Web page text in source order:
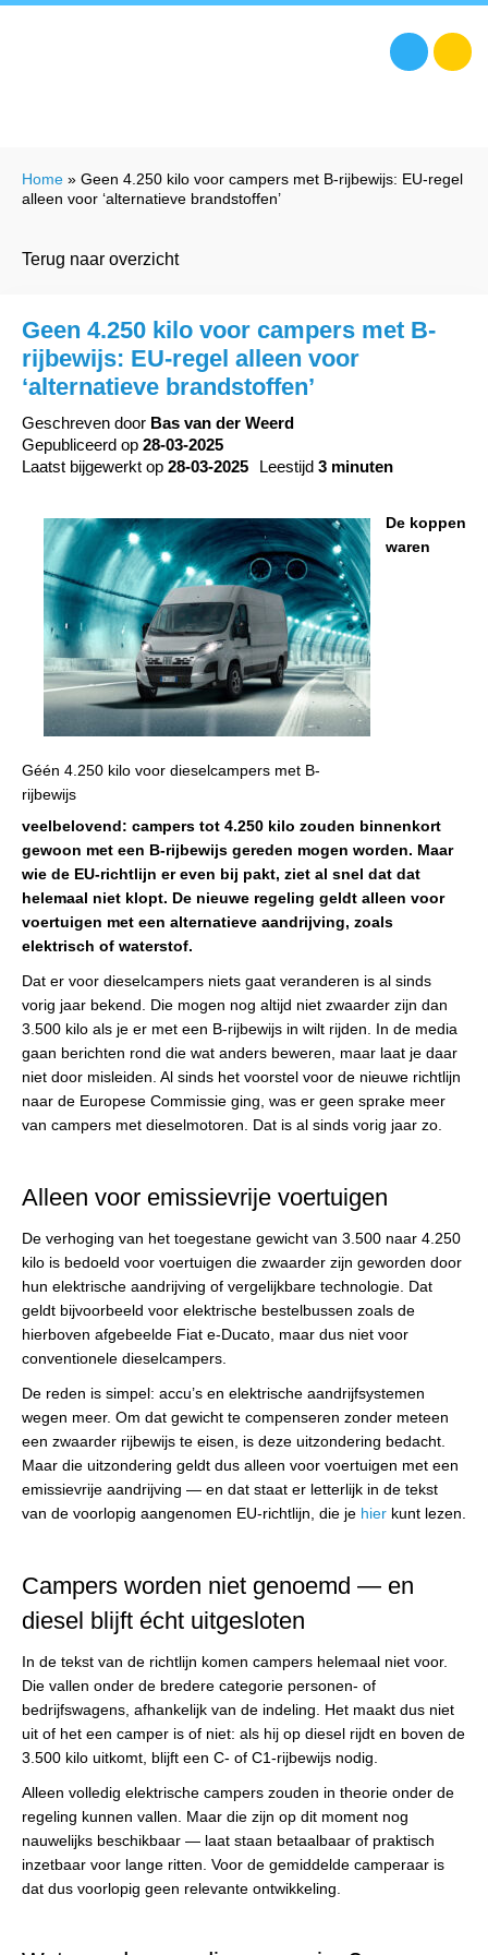
Home » Geen 4.250 kilo voor campers met B-rijbewijs: EU-regel
alleen voor ‘alternatieve brandstoffen’
Terug naar overzicht
Geen 4.250 kilo voor campers met B-
rijbewijs: EU-regel alleen voor
‘alternatieve brandstoffen’
Geschreven door Bas van der Weerd
Gepubliceerd op 28-03-2025
Laatst bijgewerkt op 28-03-2025 Leestijd 3 minuten
Géén 4.250 kilo voor dieselcampers met B-
rijbewijs
De koppen
waren
veelbelovend: campers tot 4.250 kilo zouden binnenkort
gewoon met een B-rijbewijs gereden mogen worden. Maar
wie de EU-richtlijn er even bij pakt, ziet al snel dat dat
helemaal niet klopt. De nieuwe regeling geldt alleen voor
voertuigen met een alternatieve aandrijving, zoals
elektrisch of waterstof.
Dat er voor dieselcampers niets gaat veranderen is al sinds
vorig jaar bekend. Die mogen nog altijd niet zwaarder zijn dan
3.500 kilo als je er met een B-rijbewijs in wilt rijden. In de media
gaan berichten rond die wat anders beweren, maar laat je daar
niet door misleiden. Al sinds het voorstel voor de nieuwe richtlijn
naar de Europese Commissie ging, was er geen sprake meer
van campers met dieselmotoren. Dat is al sinds vorig jaar zo.
Alleen voor emissievrije voertuigen
De verhoging van het toegestane gewicht van 3.500 naar 4.250
kilo is bedoeld voor voertuigen die zwaarder zijn geworden door
hun elektrische aandrijving of vergelijkbare technologie. Dat
geldt bijvoorbeeld voor elektrische bestelbussen zoals de
hierboven afgebeelde Fiat e-Ducato, maar dus niet voor
conventionele dieselcampers.
De reden is simpel: accu’s en elektrische aandrijfsystemen
wegen meer. Om dat gewicht te compenseren zonder meteen
een zwaarder rijbewijs te eisen, is deze uitzondering bedacht.
Maar die uitzondering geldt dus alleen voor voertuigen met een
emissievrije aandrijving — en dat staat er letterlijk in de tekst
van de voorlopig aangenomen EU-richtlijn, die je hier kunt lezen.
Campers worden niet genoemd — en
diesel blijft écht uitgesloten
In de tekst van de richtlijn komen campers helemaal niet voor.
Die vallen onder de bredere categorie personen- of
bedrijfswagens, afhankelijk van de indeling. Het maakt dus niet
uit of het een camper is of niet: als hij op diesel rijdt en boven de
3.500 kilo uitkomt, blijft een C- of C1-rijbewijs nodig.
Alleen volledig elektrische campers zouden in theorie onder de
regeling kunnen vallen. Maar die zijn op dit moment nog
nauwelijks beschikbaar — laat staan betaalbaar of praktisch
inzetbaar voor lange ritten. Voor de gemiddelde camperaar is
dat dus voorlopig geen relevante ontwikkeling.